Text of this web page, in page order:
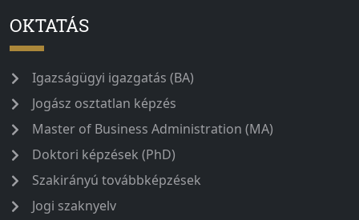
OKTATÁS
Igazságügyi igazgatás (BA)
Jogász osztatlan képzés
Master of Business Administration (MA)
Doktori képzések (PhD)
Szakirányú továbbképzések
Jogi szaknyelv